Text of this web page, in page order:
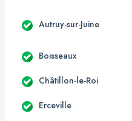
Autruy-sur-Juine
Boisseaux
Châtillon-le-Roi
Erceville